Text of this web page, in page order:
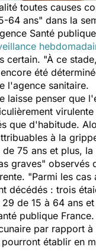
toutes causes
64 ans" dans la
Santé
certain. "À ce
été
l'agence sanitaire.
laisse penser que
que d'habitude.
à la
de 75 ans et plus,
graves" observés
"Parmi les cas
décédés : trois
de 15 à 64 ans
publique France.
par rapport
établir en